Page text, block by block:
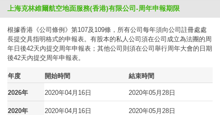
上海克林維爾航空地面服務(香港)有限公司-周年申報期限
根據香港《公司條例》第107及109條，所有公司每年須向公司註冊處處
長提交具指明格式的申報表。有股本的私人公司須在公司成立為法團的周
年日後42天內提交周年申報表；其他公司則須在公司舉行周年大會的日期
後42天內提交周年申報表。
年度 開始時間 結束時間
2026年 2020年04月16日 2020年05月28日
2020年 2020年04月16日 2020年05月28日